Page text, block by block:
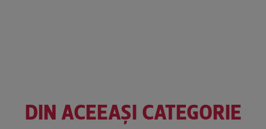
DIN ACEEAȘI CATEGORIE